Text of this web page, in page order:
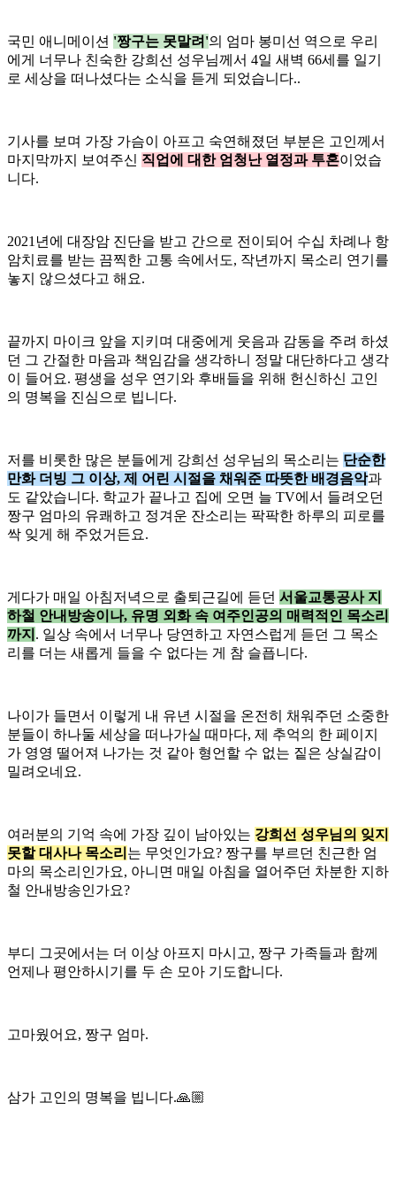
국민 애니메이션 '짱구는 못말려'의 엄마 봉미선 역으로 우리
에게 너무나 친숙한 강희선 성우님께서 4일 새벽 66세를 일기
로 세상을 떠나셨다는 소식을 듣게 되었습니다..
기사를 보며 가장 가슴이 아프고 숙연해졌던 부분은 고인께서
마지막까지 보여주신 직업에 대한 엄청난 열정과 투혼이었습
니다.
2021년에 대장암 진단을 받고 간으로 전이되어 수십 차례나 항
암치료를 받는 끔찍한 고통 속에서도, 작년까지 목소리 연기를
놓지 않으셨다고 해요.
끝까지 마이크 앞을 지키며 대중에게 웃음과 감동을 주려 하셨
던 그 간절한 마음과 책임감을 생각하니 정말 대단하다고 생각
이 들어요. 평생을 성우 연기와 후배들을 위해 헌신하신 고인
의 명복을 진심으로 빕니다.
저를 비롯한 많은 분들에게 강희선 성우님의 목소리는 단순한
만화 더빙 그 이상, 제 어린 시절을 채워준 따뜻한 배경음악과
도 같았습니다. 학교가 끝나고 집에 오면 늘 TV에서 들려오던
짱구 엄마의 유쾌하고 정겨운 잔소리는 팍팍한 하루의 피로를
싹 잊게 해 주었거든요.
게다가 매일 아침저녁으로 출퇴근길에 듣던 서울교통공사 지
하철 안내방송이나, 유명 외화 속 여주인공의 매력적인 목소리
까지 . 일상 속에서 너무나 당연하고 자연스럽게 듣던 그 목소
리를 더는 새롭게 들을 수 없다는 게 참 슬픕니다.
나이가 들면서 이렇게 내 유년 시절을 온전히 채워주던 소중한
분들이 하나둘 세상을 떠나가실 때마다, 제 추억의 한 페이지
가 영영 떨어져 나가는 것 같아 형언할 수 없는 짙은 상실감이
밀려오네요.
여러분의 기억 속에 가장 깊이 남아있는 강희선 성우님의 잊지
못할 대사나 목소리 는 무엇인가요? 짱구를 부르던 친근한 엄
마의 목소리인가요, 아니면 매일 아침을 열어주던 차분한 지하
철 안내방송인가요?
부디 그곳에서는 더 이상 아프지 마시고, 짱구 가족들과 함께
언제나 평안하시기를 두 손 모아 기도합니다.
고마웠어요, 짱구 엄마.
삼가 고인의 명복을 빕니다.🙏🏼